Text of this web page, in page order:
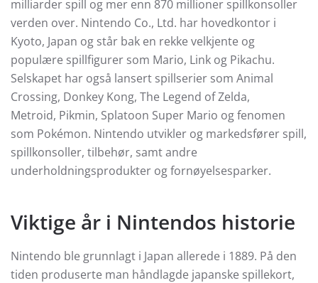
milliarder spill og mer enn 870 millioner spillkonsoller
verden over. Nintendo Co., Ltd. har hovedkontor i
Kyoto, Japan og står bak en rekke velkjente og
populære spillfigurer som Mario, Link og Pikachu.
Selskapet har også lansert spillserier som Animal
Crossing, Donkey Kong, The Legend of Zelda,
Metroid, Pikmin, Splatoon Super Mario og fenomen
som Pokémon. Nintendo utvikler og markedsfører spill,
spillkonsoller, tilbehør, samt andre
underholdningsprodukter og fornøyelsesparker.
Viktige år i Nintendos historie
Nintendo ble grunnlagt i Japan allerede i 1889. På den
tiden produserte man håndlagde japanske spillekort,